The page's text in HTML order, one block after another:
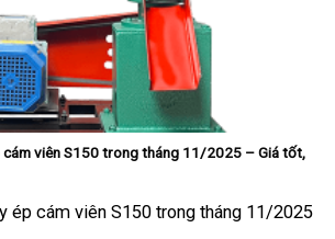
cám viên S150 trong tháng 11/2025 – Giá tốt,
ép cám viên S150 trong tháng 11/2025